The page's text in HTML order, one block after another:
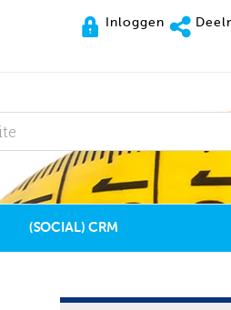
Inloggen
(SOCIAL) CRM